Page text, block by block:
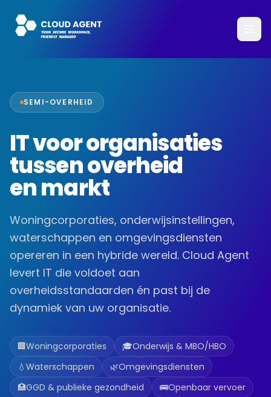
SEMI-OVERHEID
IT voor organisaties
tussen overheid
en markt
Woningcorporaties, onderwijsinstellingen,
waterschappen en omgevingsdiensten
opereren in een hybride wereld. Cloud Agent
levert IT die voldoet aan
overheidsstandaarden én past bij de
dynamiek van uw organisatie.
🏢Woningcorporaties 🎓Onderwijs & MBO/HBO
💧 Waterschappen 🌿Omgevingsdiensten
🏥GGD & publieke gezondheid 🚌Openbaar vervoer